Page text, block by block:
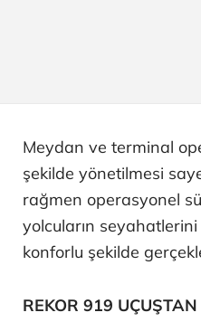
Meydan ve terminal
şekilde yönetilmesi
rağmen operasyonel
yolcuların
konforlu şekilde
REKOR 919